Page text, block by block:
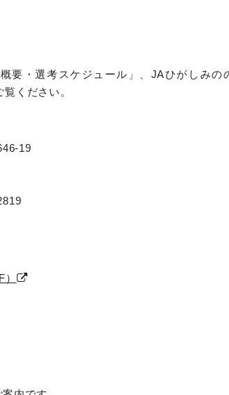
要・選考スケジュール」、JAひがしみの
覧ください。
19